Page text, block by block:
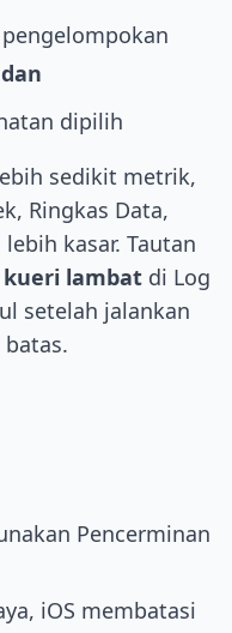
dan
dipilih
sedikit metrik,
Ringkas Data,
kasar. Tautan
lambat di Log
setelah jalankan
Pencerminan
iOS membatasi